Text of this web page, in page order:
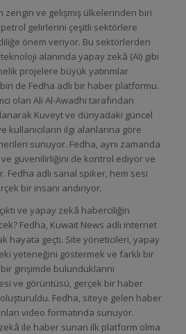
zengin ve gelişmiş ülkelerinden biri
gelirlerini çeşitli sektörlere
önem veriyor. Bu sektörlerden
alanında yapay zekâ (AI) gibi
projelere büyük yatırımlar
de Fedha adlı bir haber platformu.
olan Ali Al-Awadhi tarafından
Kuveyt ve dünyadaki güncel
ilgi alanlarına göre
sunuyor. Fedha, aynı zamanda
güvenilirliğini de kontrol ediyor ve
adlı sanal spiker, hem sesi
bir insanı andırıyor.
ve yapay zekâ haberciliğin
Fedha, Kuwait News adlı internet
hayata geçti. Site yöneticileri, yapay
yeteneğini göstermek ve farklı bir
girişimde bulunduklarını
ve görüntüsü, gerçek bir haber
Fedha, siteye gelen haber
video formatında sunuyor.
ile haber sunan ilk platform olma